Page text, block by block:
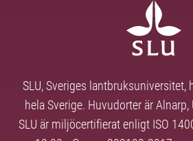
SLU, Sveriges lantbruksuniversitet,
hela Sverige. Huvudorter är
SLU är miljöcertifierat enligt ISO